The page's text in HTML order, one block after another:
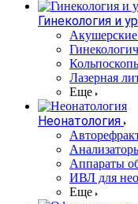
Гинекология и
Акушерские
Лазерная
Еще
Неонатология
Аппараты
ИВЛ для
Еще